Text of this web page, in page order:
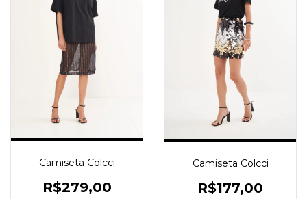
Camiseta Colcci
R$279,00
Camiseta Colcci
R$177,00